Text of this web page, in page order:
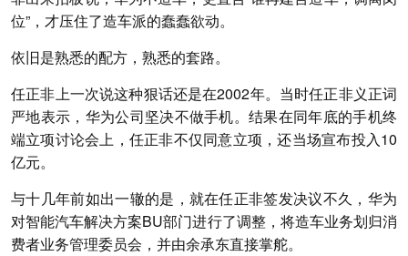
位”，才压住了造车派的蠢蠢欲动。
依旧是熟悉的配方，熟悉的套路。
任正非上一次说这种狠话还是在2002年。当时任正非义正词
严地表示，华为公司坚决不做手机。结果在同年底的手机终
端立项讨论会上，任正非不仅同意立项，还当场宣布投入10
亿元。
与十几年前如出一辙的是，就在任正非签发决议不久，华为
对智能汽车解决方案BU部门进行了调整，将造车业务划归消
费者业务管理委员会，并由余承东直接掌舵。